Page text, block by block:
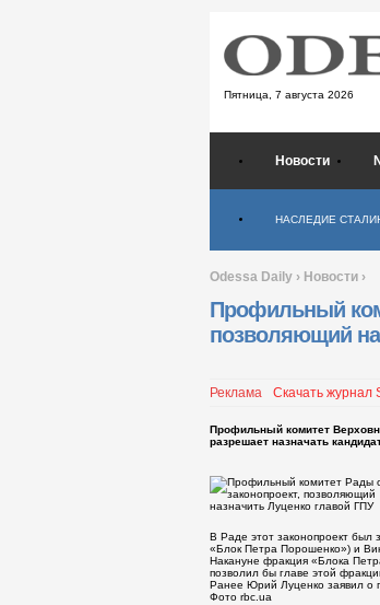
Пятница, 7 августа 2026
Новости
НАСЛЕДИЕ
Odessa Daily › Новости ›
Профильный
позволяющий
Реклама Скачать журнал
Профильный комитет
разрешает назначать
В Раде этот законопроект
«Блок Петра Порошенко») и
Накануне фракция «Блока
позволил бы главе этой
Ранее Юрий Луценко заявил о
Фото rbc.ua